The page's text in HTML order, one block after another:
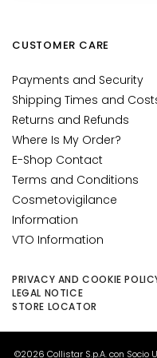
s
F
a
c
e
c
r
e
a
m
s
E
y
a
n
CUSTOMER CARE
Payments and Security
Shipping Times and
Returns and Refunds
Where Is My Order?
E-Shop Contact
Terms and Conditions
Cosmetovigilance
Information
VTO Information
PRIVACY AND COOKIE
LEGAL NOTICE
STORE LOCATOR
©2026 Collistar S.p.A. con Socio